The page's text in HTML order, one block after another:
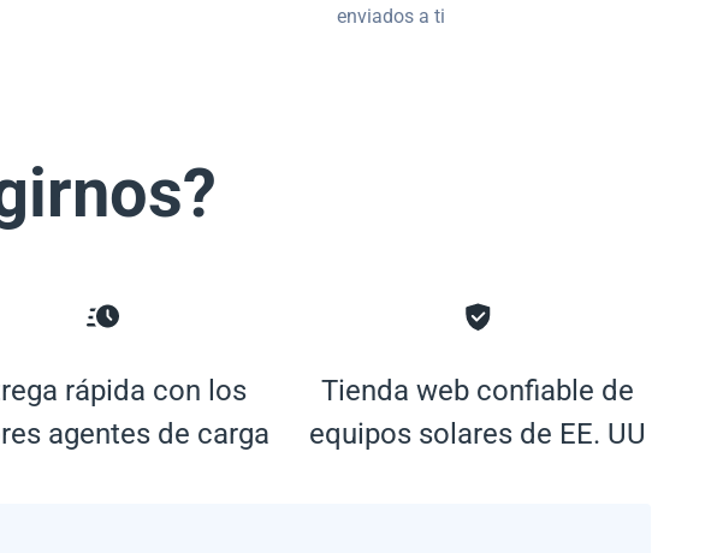
enviados a ti
rápida con los
agentes de carga
Tienda web confiable de
equipos solares de EE. UU